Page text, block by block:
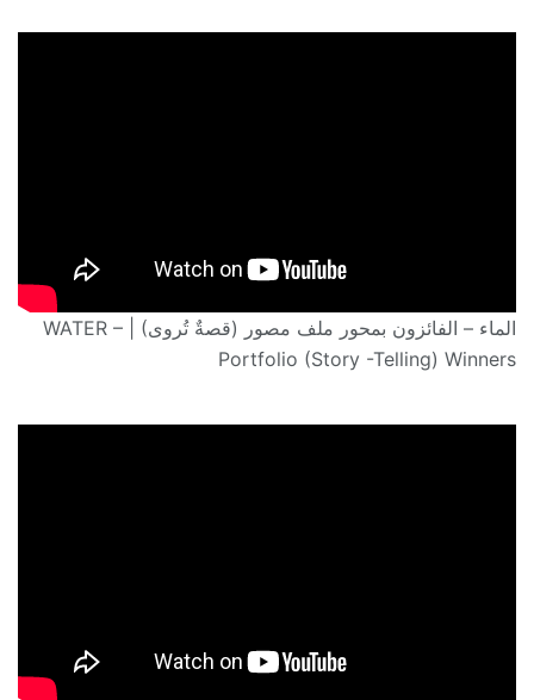
الماء – الفائزون بمحور ملف مصور (قصةٌ تُروى) | WATER –
Portfolio (Story -Telling) Winners